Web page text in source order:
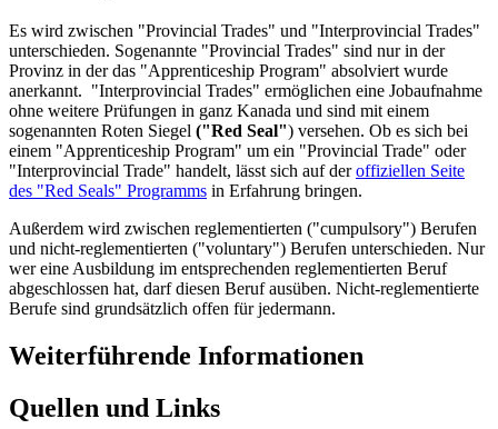
Es wird zwischen "Provincial Trades" und "Interprovincial Trades"
unterschieden. Sogenannte "Provincial Trades" sind nur in der
Provinz in der das "Apprenticeship Program" absolviert wurde
anerkannt. "Interprovincial Trades" ermöglichen eine Jobaufnahme
ohne weitere Prüfungen in ganz Kanada und sind mit einem
sogenannten Roten Siegel ("Red Seal") versehen. Ob es sich bei
einem "Apprenticeship Program" um ein "Provincial Trade" oder
"Interprovincial Trade" handelt, lässt sich auf deroffiziellen Seite
des "Red Seals" Programms in Erfahrung bringen.
Außerdem wird zwischen reglementierten ("cumpulsory") Berufen
und nicht-reglementierten ("voluntary") Berufen unterschieden. Nur
wer eine Ausbildung im entsprechenden reglementierten Beruf
abgeschlossen hat, darf diesen Beruf ausüben. Nicht-reglementierte
Berufe sind grundsätzlich offen für jedermann.
Weiterführende Informationen
Quellen und Links